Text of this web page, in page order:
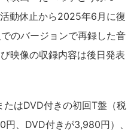
動休止から2025年6月に復
のバージョンで再録した音
映像の収録内容は後日発表
はDVD付きの初回T盤（税
、DVD付きが3,980円）、